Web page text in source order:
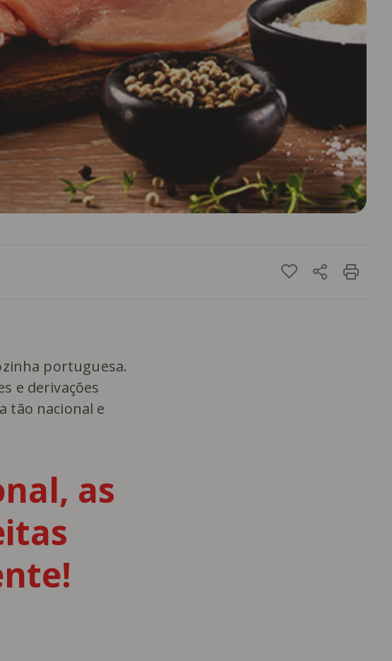
portuguesa.
e derivações
tão nacional e
as